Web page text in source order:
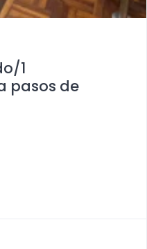
1
pasos de